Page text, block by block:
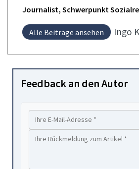
Journalist, Schwerpunkt
Alle Beiträge ansehen Ingo
Feedback an den Autor